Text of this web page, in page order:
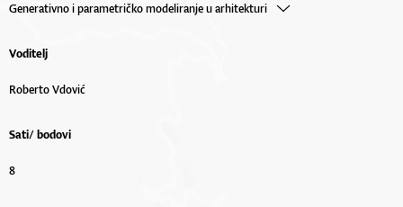
Generativno i parametričko modeliranje u arhitekturi
Voditelj
Roberto Vdović
Sati/ bodovi
8